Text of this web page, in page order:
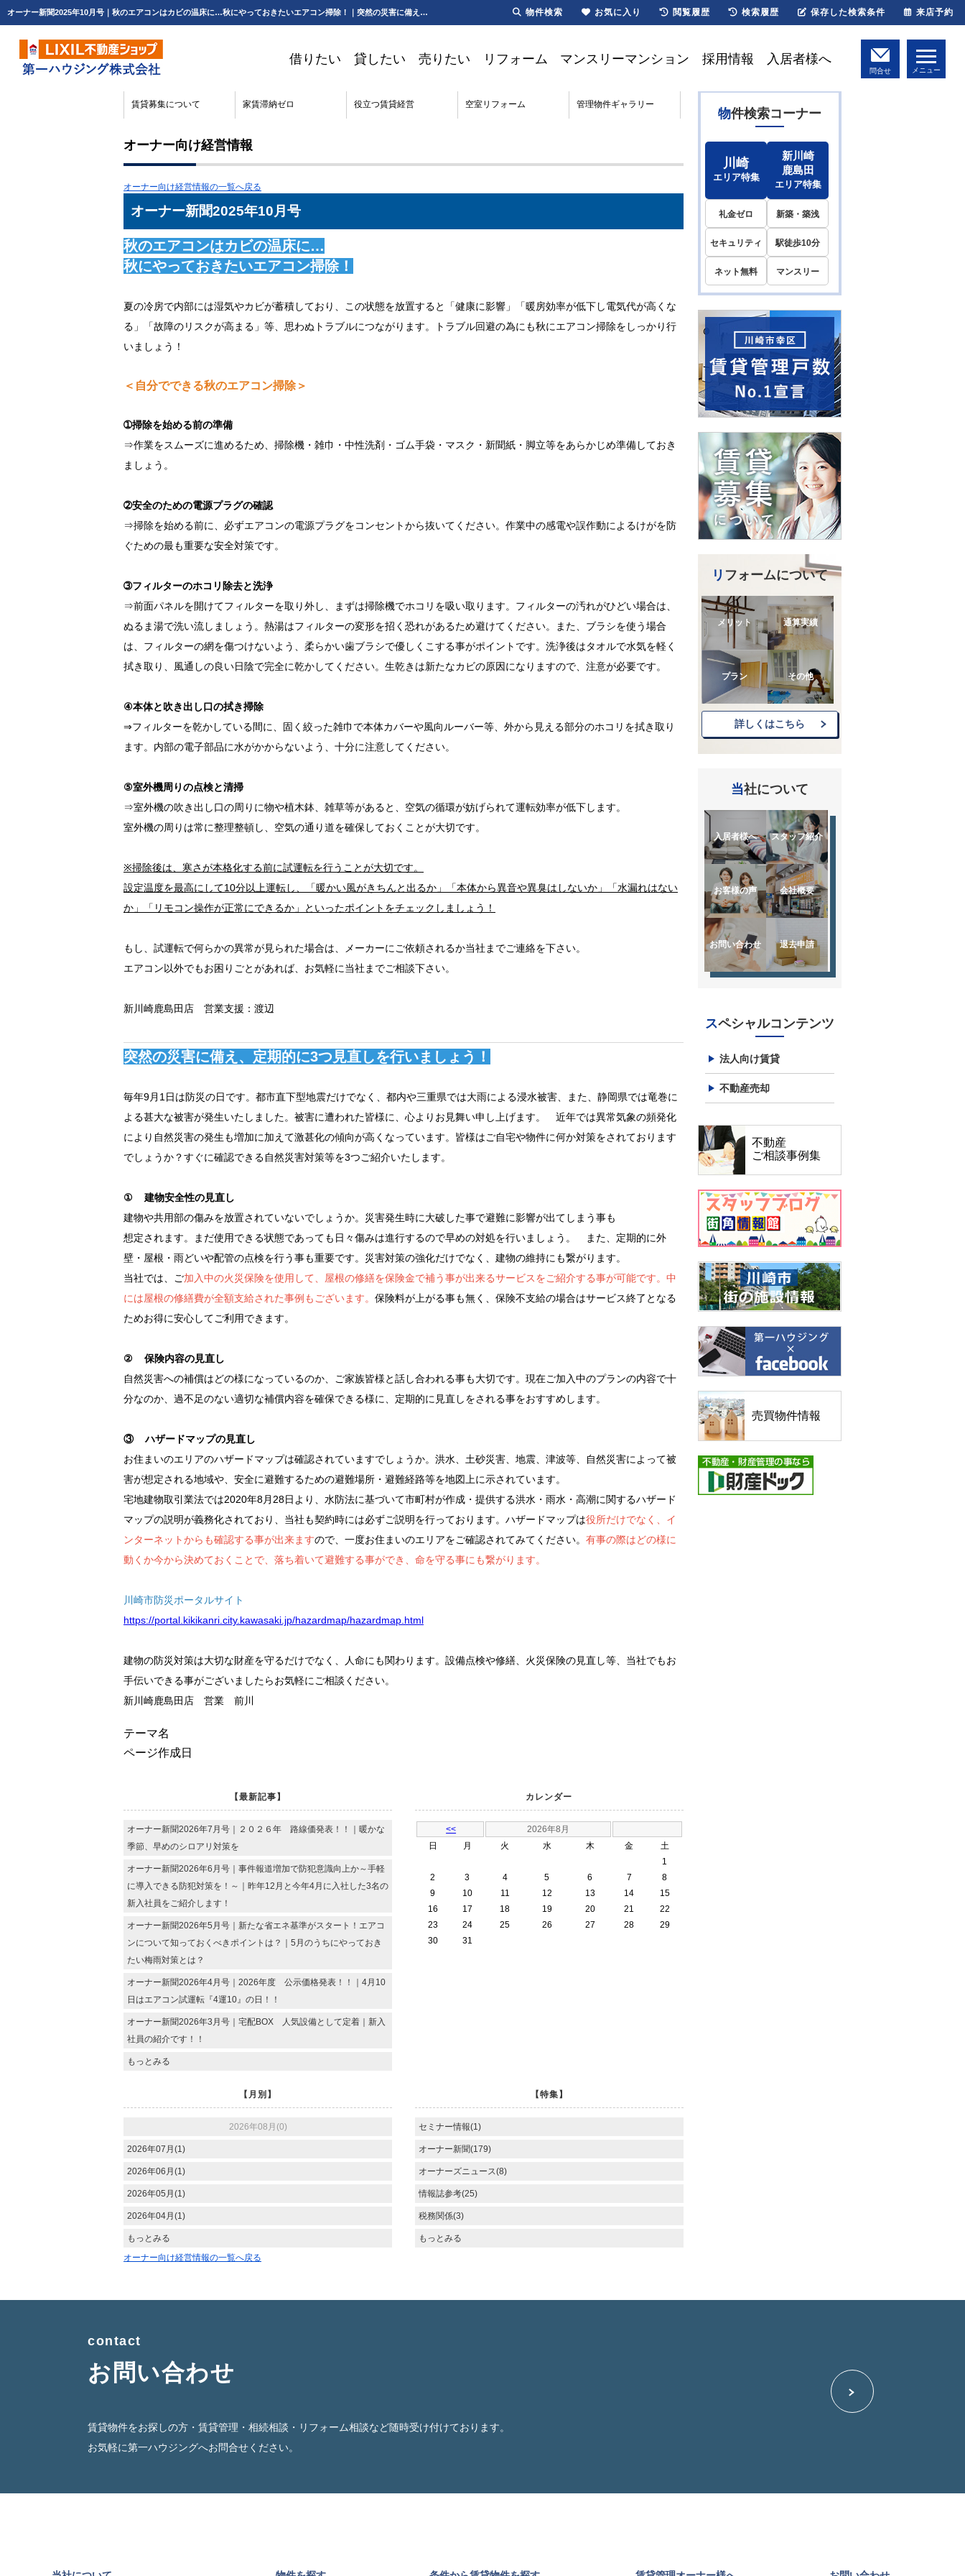
オーナー新聞2025年10月号｜秋のエアコンはカビの温床に…秋にやっておきたいエアコン掃除！｜突然の災害に備え、定期的に3つ見直しを行いましょう！【更新】オーナー新聞2025年10月号 | 川崎・新川崎・鹿島田の賃貸は第一ハウジング株式会社にお任せ下さい！
借りたい 貸したい 売りたい リフォーム マンスリーマンション 採用情報 入居者様へ
問合せ メニュー
賃貸募集について 家賃滞納ゼロ 役立つ賃貸経営 空室リフォーム 管理物件ギャラリー
オーナー向け経営情報
オーナー向け経営情報の一覧へ戻る
オーナー新聞2025年10月号
秋のエアコンはカビの温床に…
秋にやっておきたいエアコン掃除！
夏の冷房で内部には湿気やカビが蓄積しており、この状態を放置すると「健康に影響」「暖房効率が低下し電気代が高くな
る」「故障のリスクが高まる」等、思わぬトラブルにつながります。トラブル回避の為にも秋にエアコン掃除をしっかり行
いましょう！
＜自分でできる秋のエアコン掃除＞
➀掃除を始める前の準備
⇒作業をスムーズに進めるため、掃除機・雑巾・中性洗剤・ゴム手袋・マスク・新聞紙・脚立等をあらかじめ準備しておき
ましょう。
➁安全のための電源プラグの確認
⇒掃除を始める前に、必ずエアコンの電源プラグをコンセントから抜いてください。作業中の感電や誤作動によるけがを防
ぐための最も重要な安全対策です。
➂フィルターのホコリ除去と洗浄
⇒前面パネルを開けてフィルターを取り外し、まずは掃除機でホコリを吸い取ります。フィルターの汚れがひどい場合は、
ぬるま湯で洗い流しましょう。熱湯はフィルターの変形を招く恐れがあるため避けてください。また、ブラシを使う場合
は、フィルターの網を傷つけないよう、柔らかい歯ブラシで優しくこする事がポイントです。洗浄後はタオルで水気を軽く
拭き取り、風通しの良い日陰で完全に乾かしてください。生乾きは新たなカビの原因になりますので、注意が必要です。
④本体と吹き出し口の拭き掃除
⇒フィルターを乾かしている間に、固く絞った雑巾で本体カバーや風向ルーバー等、外から見える部分のホコリを拭き取り
ます。内部の電子部品に水がかからないよう、十分に注意してください。
⑤室外機周りの点検と清掃
⇒室外機の吹き出し口の周りに物や植木鉢、雑草等があると、空気の循環が妨げられて運転効率が低下します。
室外機の周りは常に整理整頓し、空気の通り道を確保しておくことが大切です。
※掃除後は、寒さが本格化する前に試運転を行うことが大切です。
設定温度を最高にして10分以上運転し、「暖かい風がきちんと出るか」「本体から異音や異臭はしないか」「水漏れはない
か」「リモコン操作が正常にできるか」といったポイントをチェックしましょう！
もし、試運転で何らかの異常が見られた場合は、メーカーにご依頼されるか当社までご連絡を下さい。
エアコン以外でもお困りごとがあれば、お気軽に当社までご相談下さい。
新川崎鹿島田店 営業支援：渡辺
突然の災害に備え、定期的に3つ見直しを行いましょう！
毎年9月1日は防災の日です。都市直下型地震だけでなく、都内や三重県では大雨による浸水被害、また、静岡県では竜巻に
よる甚大な被害が発生いたしました。被害に遭われた皆様に、心よりお見舞い申し上げます。 近年では異常気象の頻発化
により自然災害の発生も増加に加えて激甚化の傾向が高くなっています。皆様はご自宅や物件に何か対策をされております
でしょうか？すぐに確認できる自然災害対策等を3つご紹介いたします。
① 建物安全性の見直し
建物や共用部の傷みを放置されていないでしょうか。災害発生時に大破した事で避難に影響が出てしまう事も
想定されます。まだ使用できる状態であっても日々傷みは進行するので早めの対処を行いましょう。 また、定期的に外
壁・屋根・雨どいや配管の点検を行う事も重要です。災害対策の強化だけでなく、建物の維持にも繋がります。
当社では、ご加入中の火災保険を使用して、屋根の修繕を保険金で補う事が出来るサービスをご紹介する事が可能です。中
には屋根の修繕費が全額支給された事例もございます。 保険料が上がる事も無く、保険不支給の場合はサービス終了となる
ためお得に安心してご利用できます。
② 保険内容の見直し
自然災害への補償はどの様になっているのか、ご家族皆様と話し合われる事も大切です。現在ご加入中のプランの内容で十
分なのか、過不足のない適切な補償内容を確保できる様に、定期的に見直しをされる事をおすすめします。
③ ハザードマップの見直し
お住まいのエリアのハザードマップは確認されていますでしょうか。洪水、土砂災害、地震、津波等、自然災害によって被
害が想定される地域や、安全に避難するための避難場所・避難経路等を地図上に示されています。
宅地建物取引業法では2020年8月28日より、水防法に基づいて市町村が作成・提供する洪水・雨水・高潮に関するハザード
マップの説明が義務化されており、当社も契約時には必ずご説明を行っております。ハザードマップは役所だけでなく、イ
ンターネットからも確認する事が出来ますので、一度お住まいのエリアをご確認されてみてください。 有事の際はどの様に
動くか今から決めておくことで、落ち着いて避難する事ができ、命を守る事にも繋がります。
川崎市防災ポータルサイト
https://portal.kikikanri.city.kawasaki.jp/hazardmap/hazardmap.html
建物の防災対策は大切な財産を守るだけでなく、人命にも関わります。設備点検や修繕、火災保険の見直し等、当社でもお
手伝いできる事がございましたらお気軽にご相談ください。
新川崎鹿島田店 営業 前川
テーマ名
ページ作成日
【最新記事】
オーナー新聞2026年7月号｜２０２６年 路線価発表！！｜暖かな
季節、早めのシロアリ対策を
オーナー新聞2026年6月号｜事件報道増加で防犯意識向上か～手軽
に導入できる防犯対策を！～｜昨年12月と今年4月に入社した3名の
新入社員をご紹介します！
オーナー新聞2026年5月号｜新たな省エネ基準がスタート！エアコ
ンについて知っておくべきポイントは？｜5月のうちにやっておき
たい梅雨対策とは？
オーナー新聞2026年4月号｜2026年度 公示価格発表！！｜4月10
日はエアコン試運転『4運10』の日！！
オーナー新聞2026年3月号｜宅配BOX 人気設備として定着｜新入
社員の紹介です！！
もっとみる
カレンダー
<<
2026年8月
日
月 火 水 木 金
土
1
2
3 4 5 6 7
8
9
10 11 12 13 14
15
16
17 18 19 20 21
22
23
24 25 26 27 28
29
30
31
【月別】
2026年08月(0)
2026年07月(1)
2026年06月(1)
2026年05月(1)
2026年04月(1)
もっとみる
【特集】
セミナー情報(1)
オーナー新聞(179)
オーナーズニュース(8)
情報誌参考(25)
税務関係(3)
もっとみる
オーナー向け経営情報の一覧へ戻る
物件検索コーナー
川崎
エリア特集
新川崎
鹿島田
エリア特集
礼金ゼロ 新築・築浅
セキュリティ 駅徒歩10分
ネット無料 マンスリー
リフォームについて
メリット 通算実績
プラン その他
詳しくはこちら
当社について
入居者様へ スタッフ紹介
お客様の声 会社概要
お問い合わせ 退去申請
スペシャルコンテンツ
法人向け賃貸
不動産売却
不動産
ご相談事例集
売買物件情報
contact
お問い合わせ
賃貸物件をお探しの方・賃貸管理・相続相談・リフォーム相談など随時受け付けております。
お気軽に第一ハウジングへお問合せください。
物件検索 お気に入り 閲覧履歴 検索履歴 保存した検索条件 来店予約